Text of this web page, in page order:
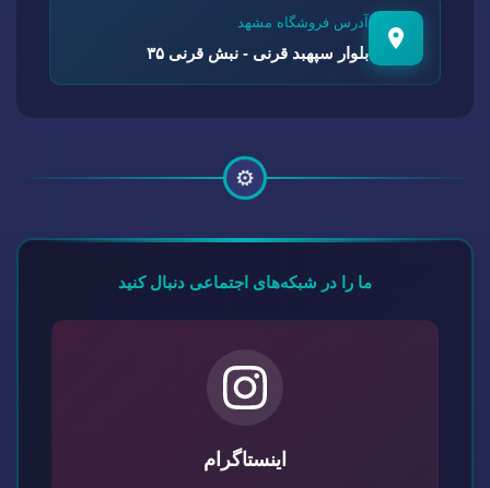
آدرس فروشگاه مشهد
بلوار سپهبد قرنی - نبش قرنی ۳۵
⚙️
ما را در شبکه‌های اجتماعی دنبال کنید
اینستاگرام